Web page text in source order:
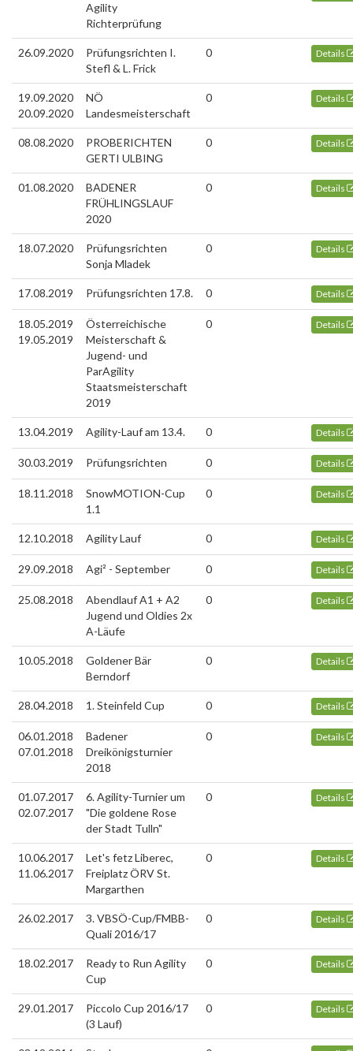
Agility
Richterprüfung
26.09.2020
Prüfungsrichten I.
Stefl & L. Frick
0 Details
19.09.2020
20.09.2020
NÖ
Landesmeisterschaft
0 Details
08.08.2020
PROBERICHTEN
GERTI ULBING
0 Details
01.08.2020
BADENER
FRÜHLINGSLAUF
2020
0 Details
18.07.2020
Prüfungsrichten
Sonja Mladek
0 Details
17.08.2019 Prüfungsrichten 17.8. 0 Details
18.05.2019
19.05.2019
Österreichische
Meisterschaft &
Jugend- und
ParAgility
Staatsmeisterschaft
2019
0 Details
13.04.2019 Agility-Lauf am 13.4. 0 Details
30.03.2019 Prüfungsrichten 0 Details
18.11.2018
SnowMOTION-Cup
1.1
0 Details
12.10.2018 Agility Lauf 0 Details
29.09.2018 Agi² - September 0 Details
25.08.2018
Abendlauf A1 + A2
Jugend und Oldies 2x
A-Läufe
0 Details
10.05.2018
Goldener Bär
Berndorf
0 Details
28.04.2018 1. Steinfeld Cup 0 Details
06.01.2018
07.01.2018
Badener
Dreikönigsturnier
2018
0 Details
01.07.2017
02.07.2017
6. Agility-Turnier um
"Die goldene Rose
der Stadt Tulln"
0 Details
10.06.2017
11.06.2017
Let's fetz Liberec,
Freiplatz ÖRV St.
Margarthen
0 Details
26.02.2017
3. VBSÖ-Cup/FMBB-
Quali 2016/17
0 Details
18.02.2017
Ready to Run Agility
Cup
0 Details
29.01.2017
Piccolo Cup 2016/17
(3 Lauf)
0 Details